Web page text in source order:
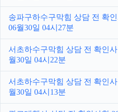
송파구하수구막힘 상담 전 확인
06월30일 04시27분
서초하수구막힘 상담 전 확인사
월30일 04시22분
서초하수구막힘 상담 전 확인사
월30일 04시13분